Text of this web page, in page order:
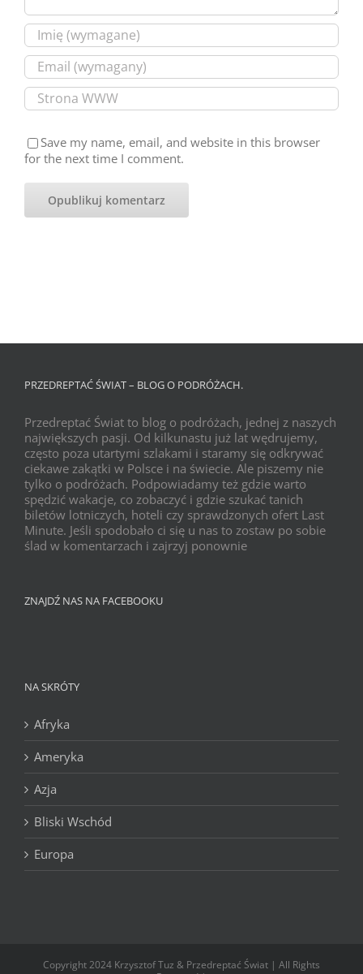
Save my name, email, and website in this browser
for the next time I comment.
PRZEDREPTAĆ ŚWIAT – BLOG O PODRÓŻACH.
Przedreptać Świat to blog o podróżach, jednej z naszych
największych pasji. Od kilkunastu już lat wędrujemy,
często poza utartymi szlakami i staramy się odkrywać
ciekawe zakątki w Polsce i na świecie. Ale piszemy nie
tylko o podróżach. Podpowiadamy też gdzie warto
spędzić wakacje, co zobaczyć i gdzie szukać tanich
biletów lotniczych, hoteli czy sprawdzonych ofert Last
Minute. Jeśli spodobało ci się u nas to zostaw po sobie
ślad w komentarzach i zajrzyj ponownie
ZNAJDŹ NAS NA FACEBOOKU
NA SKRÓTY
Afryka
Ameryka
Azja
Bliski Wschód
Europa
Copyright 2024 Krzysztof Tuz & Przedreptać Świat | All Rights